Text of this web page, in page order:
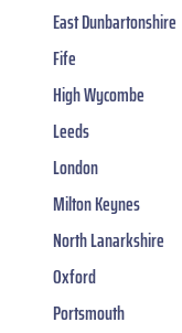
East Dunbartonshire
Fife
High Wycombe
Leeds
London
Milton Keynes
North Lanarkshire
Oxford
Portsmouth